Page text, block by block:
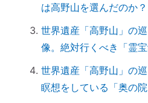
してみた
拭く活は「福活」
怒っている人は「困
こうしてみよう。
「産土神社ヒーリン
は高野山を選んだのか？
世界遺産「高野山」の
像。絶対行くべき「霊宝
世界遺産「高野山」の
瞑想をしている「奥の院